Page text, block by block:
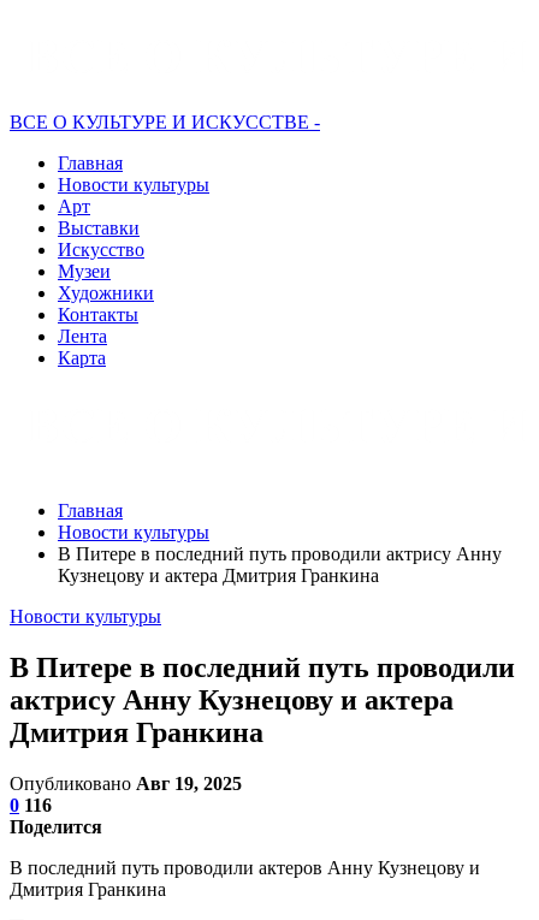
ВСЕ О КУЛЬТУРЕ И ИСКУССТВЕ -
Главная
Новости культуры
Арт
Выставки
Искусство
Музеи
Художники
Контакты
Лента
Карта
Главная
Новости культуры
В Питере в последний путь проводили актрису Анну
Кузнецову и актера Дмитрия Гранкина
Новости культуры
В Питере в последний путь проводили
актрису Анну Кузнецову и актера
Дмитрия Гранкина
Опубликовано Авг 19, 2025
0 116
Поделится
В последний путь проводили актеров Анну Кузнецову и
Дмитрия Гранкина